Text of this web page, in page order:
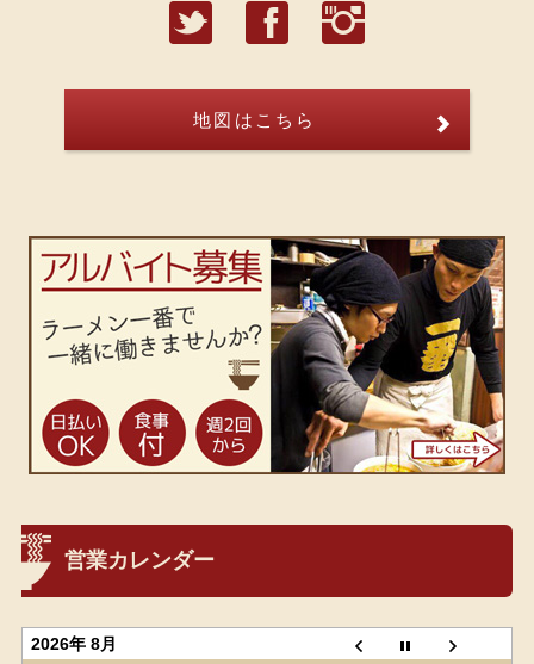
T F I
地図はこちら
営業カレンダー
2026年 8月